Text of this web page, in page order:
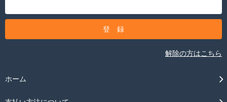
解除の方はこちら
ホーム